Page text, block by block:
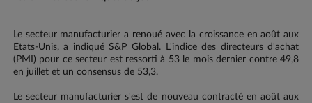
Le secteur manufacturier a renoué avec la croissance en août aux
Etats-Unis, a indiqué S&P Global. L'indice des directeurs d'achat
(PMI) pour ce secteur est ressorti à 53 le mois dernier contre 49,8
en juillet et un consensus de 53,3.
Le secteur manufacturier s'est de nouveau contracté en août aux